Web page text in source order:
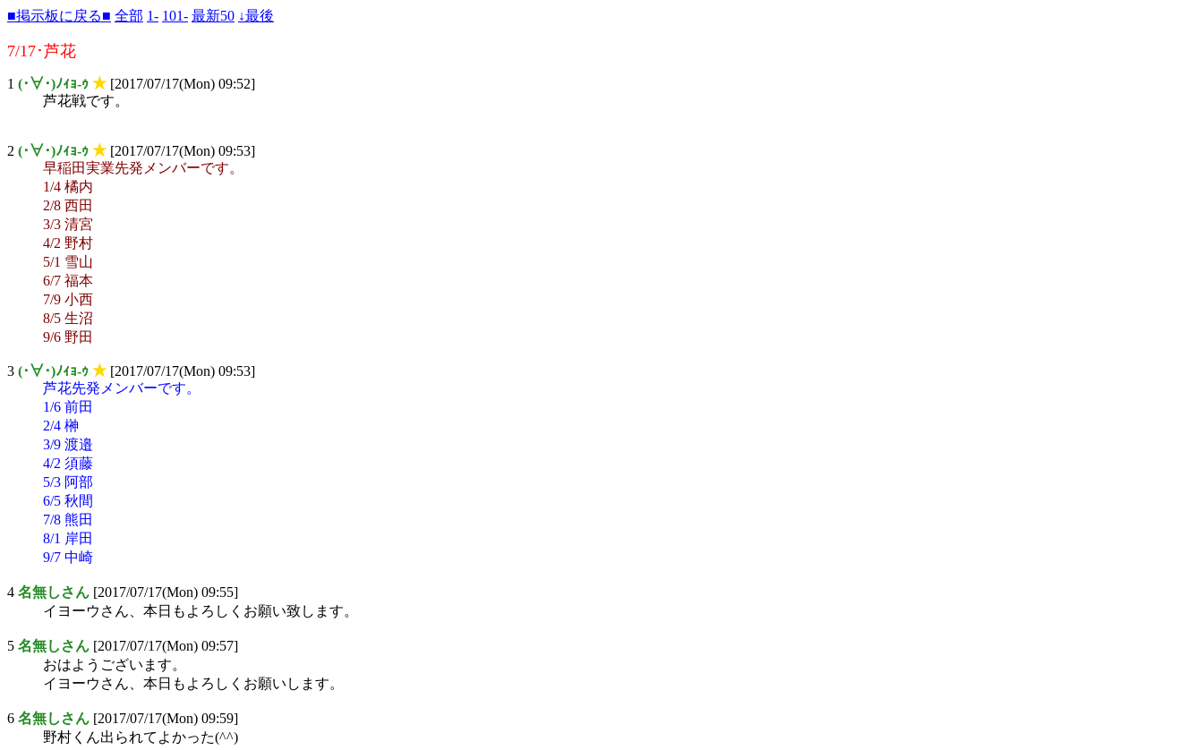
■掲示板に戻る■ 全部 1- 101- 最新50 ↓最後
7/17･芦花
1 (･∀･)ﾉｨｮ-ｩ ★ [2017/07/17(Mon) 09:52]
芦花戦です。
2 (･∀･)ﾉｨｮ-ｩ ★ [2017/07/17(Mon) 09:53]
早稲田実業先発メンバーです。
1/4 橘内
2/8 西田
3/3 清宮
4/2 野村
5/1 雪山
6/7 福本
7/9 小西
8/5 生沼
9/6 野田
3 (･∀･)ﾉｨｮ-ｩ ★ [2017/07/17(Mon) 09:53]
芦花先発メンバーです。
1/6 前田
2/4 榊
3/9 渡邉
4/2 須藤
5/3 阿部
6/5 秋間
7/8 熊田
8/1 岸田
9/7 中崎
4 名無しさん [2017/07/17(Mon) 09:55]
イヨーウさん、本日もよろしくお願い致します。
5 名無しさん [2017/07/17(Mon) 09:57]
おはようございます。
イヨーウさん、本日もよろしくお願いします。
6 名無しさん [2017/07/17(Mon) 09:59]
野村くん出られてよかった(^^)